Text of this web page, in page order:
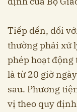
Tiếp đến, đối
thường phải xử
phép hoạt
là từ 20 giờ
sau. Phương
vị theo quy